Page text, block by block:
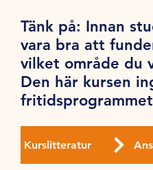
Tänk på: Innan
vara bra att
vilket område du
Den här kursen
Kurslitteratur